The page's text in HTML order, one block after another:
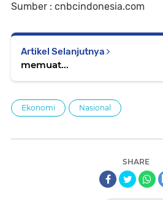
Sumber : cnbcindonesia.com
Artikel Selanjutnya
memuat...
Ekonomi Nasional
SHARE